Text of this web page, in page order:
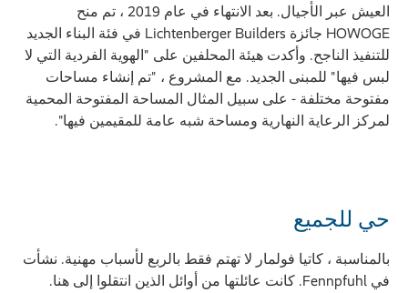
العيش عبر الأجيال. بعد الانتهاء في عام 2019 ، تم منح
HOWOGE جائزة Lichtenberger Builders في فئة البناء الجديد
للتنفيذ الناجح. وأكدت هيئة المحلفين على "الهوية الفردية التي لا
لبس فيها" للمبنى الجديد. مع المشروع ، "تم إنشاء مساحات
مفتوحة مختلفة - على سبيل المثال المساحة المفتوحة المحمية
لمركز الرعاية النهارية ومساحة شبه عامة للمقيمين فيها".
حي للجميع
بالمناسبة ، كاتيا فولمار لا تهتم فقط بالربع لأسباب مهنية. نشأت
في Fennpfuhl. كانت عائلتها من أوائل الذين انتقلوا إلى هنا.